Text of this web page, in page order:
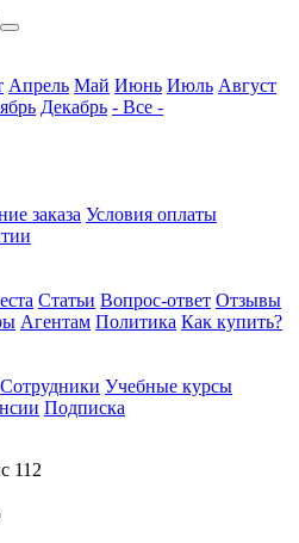
Апрель Май Июнь Июль Август
Декабрь - Все -
заказа Условия оплаты
Статьи Вопрос-ответ Отзывы
Агентам Политика Как купить?
Сотрудники Учебные курсы
Подписка
112